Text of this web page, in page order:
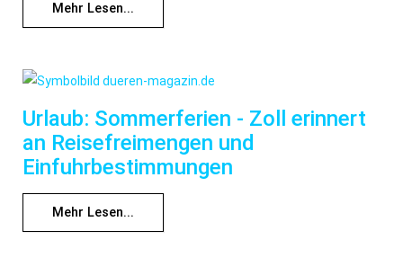
Mehr Lesen...
Urlaub: Sommerferien - Zoll erinnert
an Reisefreimengen und
Einfuhrbestimmungen
Mehr Lesen...